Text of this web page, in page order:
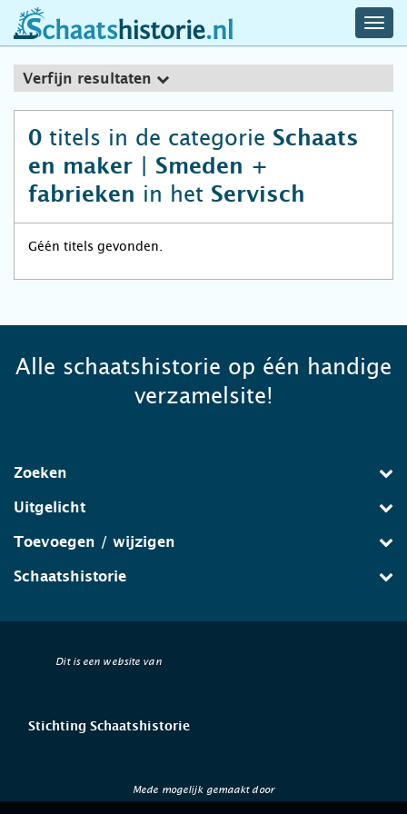
schaatshistorie.nl
Verfijn resultaten
0 titels in de categorie Schaats
en maker | Smeden +
fabrieken in het Servisch
Géén titels gevonden.
Alle schaatshistorie op één handige
verzamelsite!
Zoeken
Uitgelicht
Toevoegen / wijzigen
Schaatshistorie
Dit is een website van
Stichting Schaatshistorie
Mede mogelijk gemaakt door